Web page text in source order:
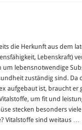
die Herkunft aus dem
Lebenskraft)
um lebensnotwendige
zuständig sind. Da
aufgebaut ist, braucht er
um fit und
stecken besonders viele
Vitalstoffe sind weitaus …